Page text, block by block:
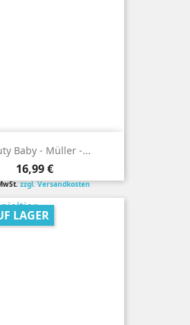
Baby - Müller -...
Preis
16,99 €
zzgl. Versandkosten
LAGER